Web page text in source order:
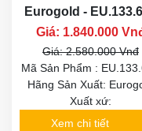
Eurogold -
Giá: 1.840.000
Giá: 2.580.000 Vnđ
Mã Sản Phẩm :
Hãng Sản Xuất:
Xuất xứ:
Xem chi tiết